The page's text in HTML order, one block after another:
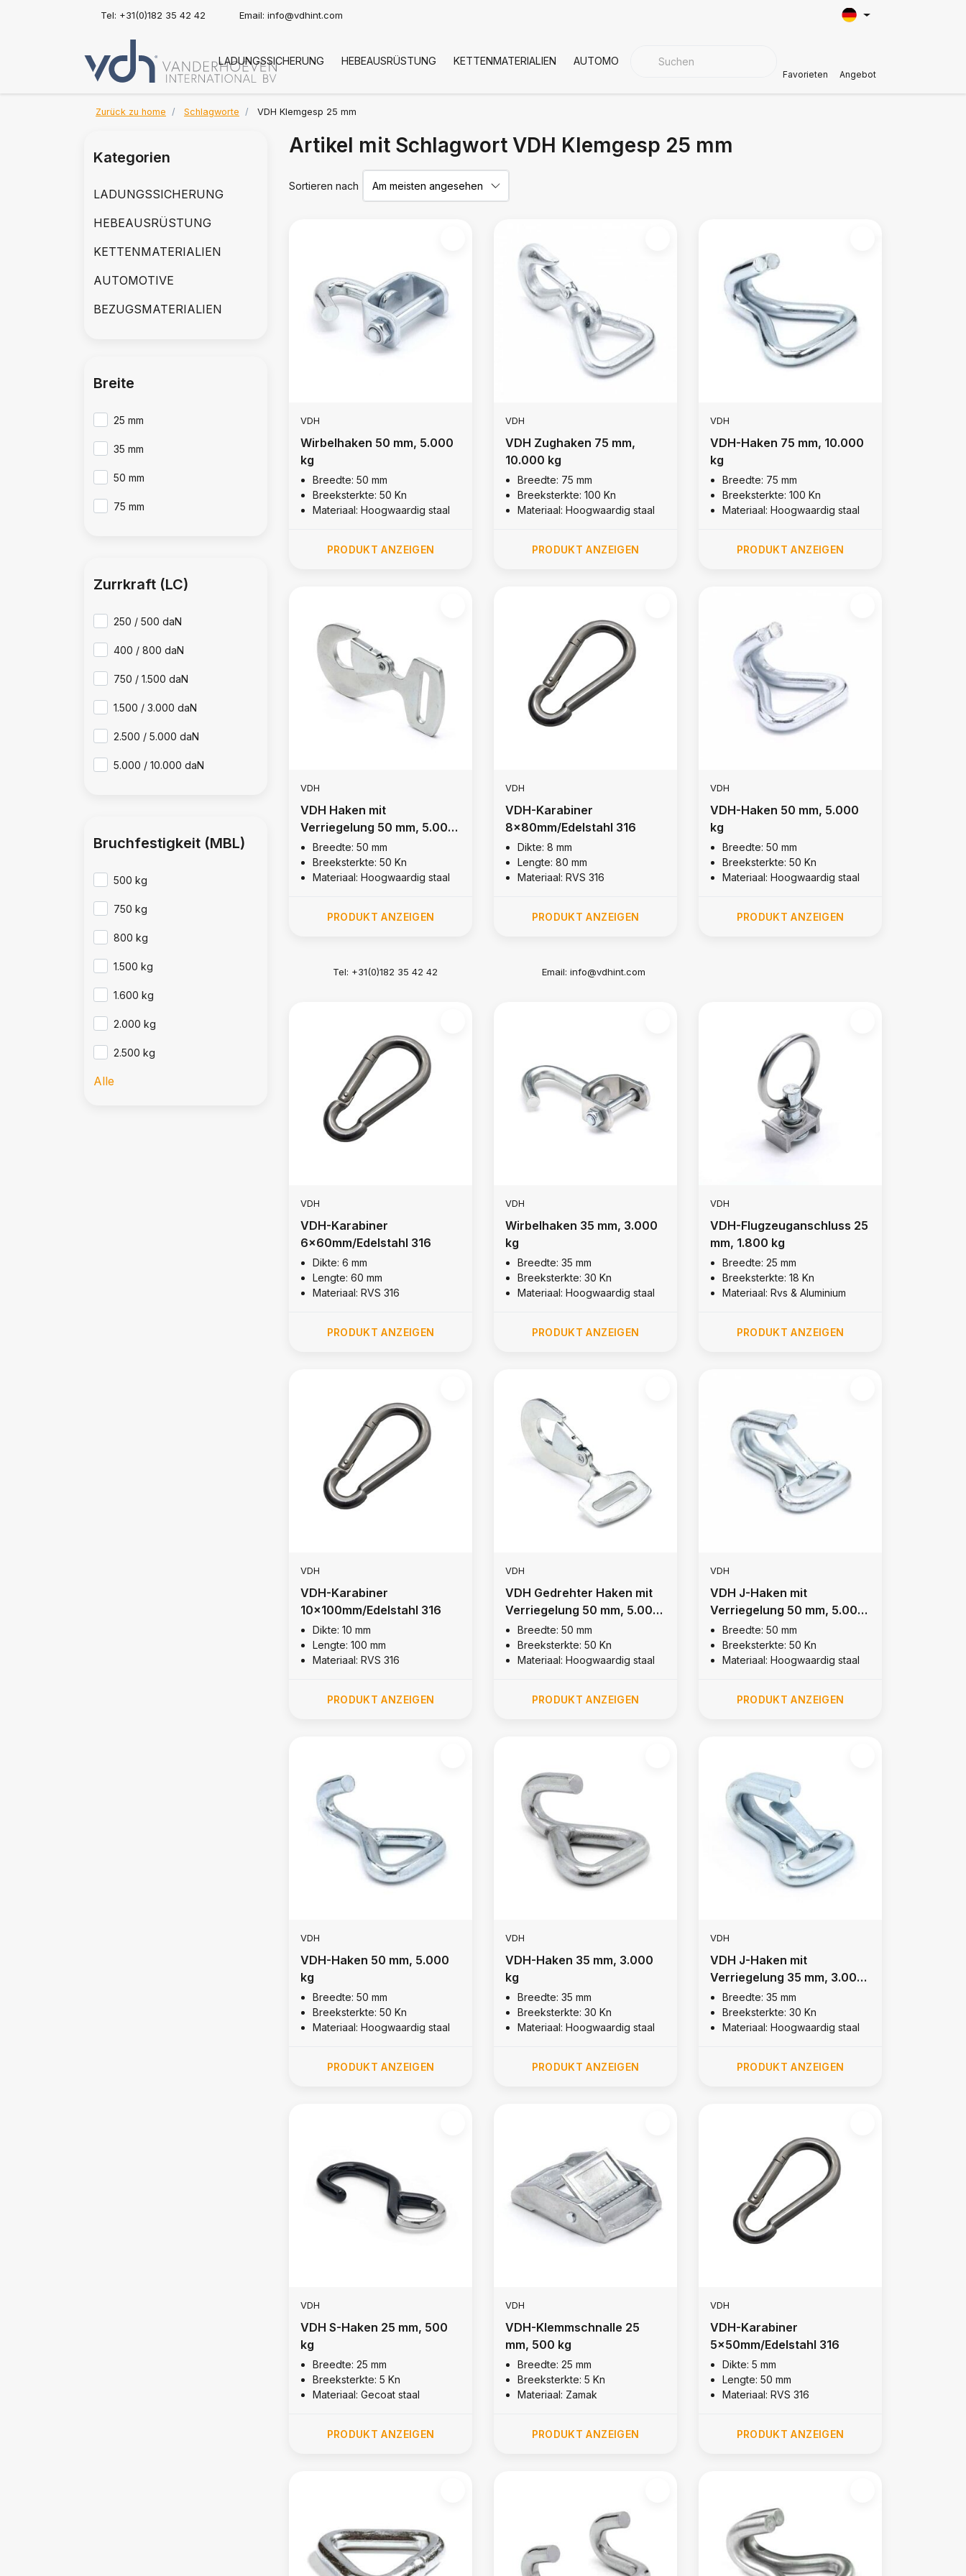
Tel: +31(0)182 35 42 42 Email: info@vdhint.com
LADUNGSSICHERUNG HEBEAUSRÜSTUNG KETTENMATERIALIEN AUTOMOTIVE BEZUGSMATERIALIEN
Favorieten Angebot
Zurück zu home Schlagworte VDH Klemgesp 25 mm
Artikel mit Schlagwort VDH Klemgesp 25 mm
Sortieren nach
VDH
Wirbelhaken 50 mm, 5.000
kg
Breedte: 50 mm
Breeksterkte: 50 Kn
Materiaal: Hoogwaardig staal
PRODUKT ANZEIGEN
VDH
VDH Zughaken 75 mm,
10.000 kg
Breedte: 75 mm
Breeksterkte: 100 Kn
Materiaal: Hoogwaardig staal
PRODUKT ANZEIGEN
VDH
VDH-Haken 75 mm, 10.000
kg
Breedte: 75 mm
Breeksterkte: 100 Kn
Materiaal: Hoogwaardig staal
PRODUKT ANZEIGEN
VDH
VDH Haken mit
Verriegelung 50 mm, 5.000
kgBreedte: 50 mm
Breeksterkte: 50 Kn
Materiaal: Hoogwaardig staal
PRODUKT ANZEIGEN
VDH
VDH-Karabiner
8x80mm/Edelstahl 316
Dikte: 8 mm
Lengte: 80 mm
Materiaal: RVS 316
PRODUKT ANZEIGEN
VDH
VDH-Haken 50 mm, 5.000
kg
Breedte: 50 mm
Breeksterkte: 50 Kn
Materiaal: Hoogwaardig staal
PRODUKT ANZEIGEN
Tel: +31(0)182 35 42 42 Email: info@vdhint.com
VDH
VDH-Karabiner
6x60mm/Edelstahl 316
Dikte: 6 mm
Lengte: 60 mm
Materiaal: RVS 316
PRODUKT ANZEIGEN
VDH
Wirbelhaken 35 mm, 3.000
kg
Breedte: 35 mm
Breeksterkte: 30 Kn
Materiaal: Hoogwaardig staal
PRODUKT ANZEIGEN
VDH
VDH-Flugzeuganschluss 25
mm, 1.800 kg
Breedte: 25 mm
Breeksterkte: 18 Kn
Materiaal: Rvs & Aluminium
PRODUKT ANZEIGEN
VDH
VDH-Karabiner
10x100mm/Edelstahl 316
Dikte: 10 mm
Lengte: 100 mm
Materiaal: RVS 316
PRODUKT ANZEIGEN
VDH
VDH Gedrehter Haken mit
Verriegelung 50 mm, 5.000
kgBreedte: 50 mm
Breeksterkte: 50 Kn
Materiaal: Hoogwaardig staal
PRODUKT ANZEIGEN
VDH
VDH J-Haken mit
Verriegelung 50 mm, 5.000
kgBreedte: 50 mm
Breeksterkte: 50 Kn
Materiaal: Hoogwaardig staal
PRODUKT ANZEIGEN
VDH
VDH-Haken 50 mm, 5.000
kg
Breedte: 50 mm
Breeksterkte: 50 Kn
Materiaal: Hoogwaardig staal
PRODUKT ANZEIGEN
VDH
VDH-Haken 35 mm, 3.000
kg
Breedte: 35 mm
Breeksterkte: 30 Kn
Materiaal: Hoogwaardig staal
PRODUKT ANZEIGEN
VDH
VDH J-Haken mit
Verriegelung 35 mm, 3.000
kgBreedte: 35 mm
Breeksterkte: 30 Kn
Materiaal: Hoogwaardig staal
PRODUKT ANZEIGEN
VDH
VDH S-Haken 25 mm, 500
kg
Breedte: 25 mm
Breeksterkte: 5 Kn
Materiaal: Gecoat staal
PRODUKT ANZEIGEN
VDH
VDH-Klemmschnalle 25
mm, 500 kg
Breedte: 25 mm
Breeksterkte: 5 Kn
Materiaal: Zamak
PRODUKT ANZEIGEN
VDH
VDH-Karabiner
5x50mm/Edelstahl 316
Dikte: 5 mm
Lengte: 50 mm
Materiaal: RVS 316
PRODUKT ANZEIGEN
Kategorien
LADUNGSSICHERUNG
HEBEAUSRÜSTUNG
KETTENMATERIALIEN
AUTOMOTIVE
BEZUGSMATERIALIEN
Breite
25 mm
35 mm
50 mm
75 mm
Zurrkraft (LC)
250 / 500 daN
400 / 800 daN
750 / 1.500 daN
1.500 / 3.000 daN
2.500 / 5.000 daN
5.000 / 10.000 daN
Bruchfestigkeit (MBL)
500 kg
750 kg
800 kg
1.500 kg
1.600 kg
2.000 kg
2.500 kg
Alle